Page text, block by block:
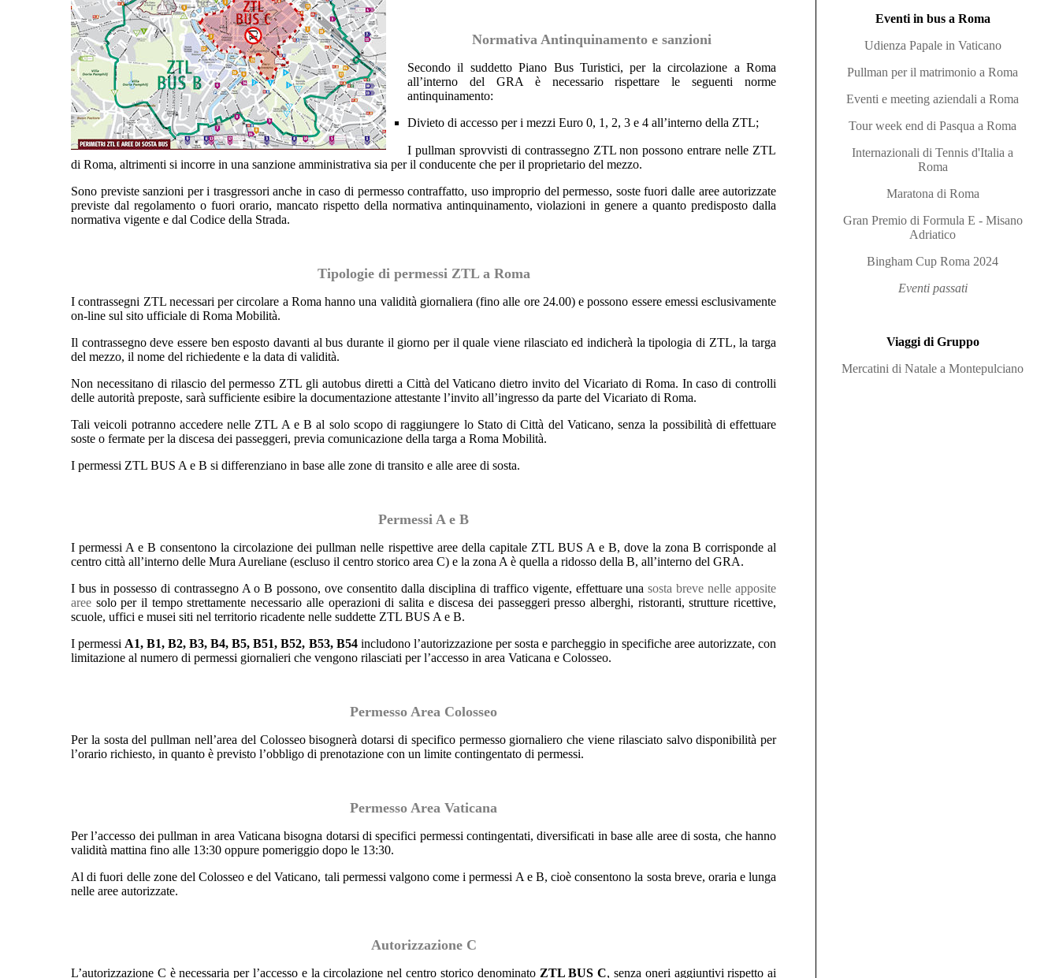
Normativa Antinquinamento e sanzioni
Secondo il suddetto Piano Bus Turistici, per la circolazione a Roma
all’interno del GRA è necessario rispettare le seguenti norme
antinquinamento:
Divieto di accesso per i mezzi Euro 0, 1, 2, 3 e 4 all’interno della ZTL;
I pullman sprovvisti di contrassegno ZTL non possono entrare nelle ZTL
di Roma, altrimenti si incorre in una sanzione amministrativa sia per il conducente che per il proprietario del mezzo.
Sono previste sanzioni per i trasgressori anche in caso di permesso contraffatto, uso improprio del permesso, soste fuori dalle aree autorizzate
previste dal regolamento o fuori orario, mancato rispetto della normativa antinquinamento, violazioni in genere a quanto predisposto dalla
normativa vigente e dal Codice della Strada.
Tipologie di permessi ZTL a Roma
I contrassegni ZTL necessari per circolare a Roma hanno una validità giornaliera (fino alle ore 24.00) e possono essere emessi esclusivamente
on-line sul sito ufficiale di Roma Mobilità.
Il contrassegno deve essere ben esposto davanti al bus durante il giorno per il quale viene rilasciato ed indicherà la tipologia di ZTL, la targa
del mezzo, il nome del richiedente e la data di validità.
Non necessitano di rilascio del permesso ZTL gli autobus diretti a Città del Vaticano dietro invito del Vicariato di Roma. In caso di controlli
delle autorità preposte, sarà sufficiente esibire la documentazione attestante l’invito all’ingresso da parte del Vicariato di Roma.
Tali veicoli potranno accedere nelle ZTL A e B al solo scopo di raggiungere lo Stato di Città del Vaticano, senza la possibilità di effettuare
soste o fermate per la discesa dei passeggeri, previa comunicazione della targa a Roma Mobilità.
I permessi ZTL BUS A e B si differenziano in base alle zone di transito e alle aree di sosta.
Permessi A e B
I permessi A e B consentono la circolazione dei pullman nelle rispettive aree della capitale ZTL BUS A e B, dove la zona B corrisponde al
centro città all’interno delle Mura Aureliane (escluso il centro storico area C) e la zona A è quella a ridosso della B, all’interno del GRA.
I bus in possesso di contrassegno A o B possono, ove consentito dalla disciplina di traffico vigente, effettuare unasosta breve nelle apposite
aree solo per il tempo strettamente necessario alle operazioni di salita e discesa dei passeggeri presso alberghi, ristoranti, strutture ricettive,
scuole, uffici e musei siti nel territorio ricadente nelle suddette ZTL BUS A e B.
I permessi A1, B1, B2, B3, B4, B5, B51, B52, B53, B54includono l’autorizzazione per sosta e parcheggio in specifiche aree autorizzate, con
limitazione al numero di permessi giornalieri che vengono rilasciati per l’accesso in area Vaticana e Colosseo.
Permesso Area Colosseo
Per la sosta del pullman nell’area del Colosseo bisognerà dotarsi di specifico permesso giornaliero che viene rilasciato salvo disponibilità per
l’orario richiesto, in quanto è previsto l’obbligo di prenotazione con un limite contingentato di permessi.
Permesso Area Vaticana
Per l’accesso dei pullman in area Vaticana bisogna dotarsi di specifici permessi contingentati, diversificati in base alle aree di sosta, che hanno
validità mattina fino alle 13:30 oppure pomeriggio dopo le 13:30.
Al di fuori delle zone del Colosseo e del Vaticano, tali permessi valgono come i permessi A e B, cioè consentono la sosta breve, oraria e lunga
nelle aree autorizzate.
Autorizzazione C
L’autorizzazione C è necessaria per l’accesso e la circolazione nel centro storico denominato ZTL BUS C, senza oneri aggiuntivi rispetto ai
Eventi in bus a Roma
Udienza Papale in Vaticano
Pullman per il matrimonio a Roma
Eventi e meeting aziendali a Roma
Tour week end di Pasqua a Roma
Internazionali di Tennis d'Italia a
Roma
Maratona di Roma
Gran Premio di Formula E - Misano
Adriatico
Bingham Cup Roma 2024
Eventi passati
Viaggi di Gruppo
Mercatini di Natale a Montepulciano